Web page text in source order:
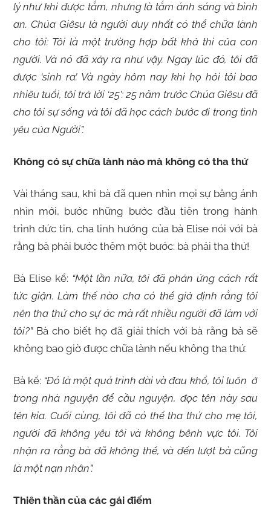
lý như khi được tắm, nhưng là tắm ánh sáng và bình
an. Chúa Giêsu là người duy nhất có thể chữa lành
cho tôi: Tôi là một trường hợp bất khả thi của con
người. Và nó đã xảy ra như vậy. Ngay lúc đó, tôi đã
được ‘sinh ra’. Và ngày hôm nay khi họ hỏi tôi bao
nhiêu tuổi, tôi trả lời ‘25’: 25 năm trước Chúa Giêsu đã
cho tôi sự sống và tôi đã học cách bước đi trong tình
yêu của Người”.
Không có sự chữa lành nào mà không có tha thứ
Vài tháng sau, khi bà đã quen nhìn mọi sự bằng ánh
nhìn mới, bước những bước đầu tiên trong hành
trình đức tin, cha linh hướng của bà Elise nói với bà
rằng bà phải bước thêm một bước: bà phải tha thứ!
Bà Elise kể: “Một lần nữa, tôi đã phản ứng cách rất
tức giận. Làm thế nào cha có thể giả định rằng tôi
nên tha thứ cho sự ác mà rất nhiều người đã làm với
tôi?”Bà cho biết họ đã giải thích với bà rằng bà sẽ
không bao giờ được chữa lành nếu không tha thứ.
Bà kể: “Đó là một quá trình dài và đau khổ, tôi luôn ở
trong nhà nguyện để cầu nguyện, đọc tên này sau
tên kia. Cuối cùng, tôi đã có thể tha thứ cho mẹ tôi,
người đã không yêu tôi và không bênh vực tôi. Tôi
nhận ra rằng bà đã không thể, và đến lượt bà cũng
là một nạn nhân”.
Thiên thần của các gái điếm